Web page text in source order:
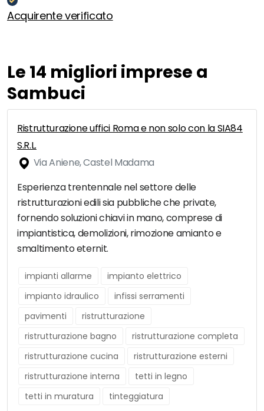
Acquirente verificato
Le 14 migliori imprese a
Sambuci
Ristrutturazione uffici Roma e non solo con la SIA84
S.R.L.
Via Aniene, Castel Madama
Esperienza trentennale nel settore delle
ristrutturazioni edili sia pubbliche che private,
fornendo soluzioni chiavi in mano, comprese di
impiantistica, demolizioni, rimozione amianto e
smaltimento eternit.
impianti allarme
impianto elettrico
impianto idraulico
infissi serramenti
pavimenti
ristrutturazione
ristrutturazione bagno
ristrutturazione completa
ristrutturazione cucina
ristrutturazione esterni
ristrutturazione interna
tetti in legno
tetti in muratura
tinteggiatura